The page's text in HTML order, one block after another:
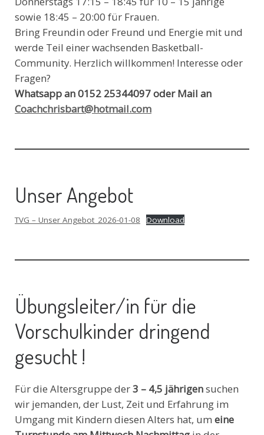
sowie 18:45 – 20:00 für Frauen.
Bring Freundin oder Freund und Energie mit und
werde Teil einer wachsenden Basketball-
Community. Herzlich willkommen! Interesse oder
Fragen?
Whatsapp an 0152 25344097 oder Mail an
Coachchrisbart@hotmail.com
Unser Angebot
TVG – Unser Angebot_2026-01-08 Download
Übungsleiter/in für die
Vorschulkinder dringend
gesucht !
Für die Altersgruppe der3 – 4,5 jährigensuchen
wir jemanden, der Lust, Zeit und Erfahrung im
Umgang mit Kindern diesen Alters hat, um eine